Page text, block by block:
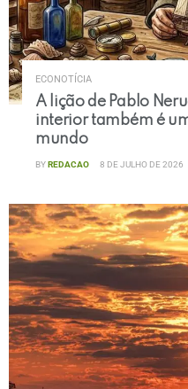
ECONOTÍCIA
A lição de Pablo
interior também é
mundo
BYREDACAO 8 DE JULHO DE 2026